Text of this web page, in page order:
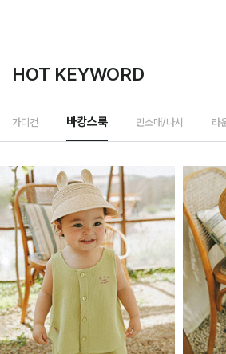
HOT KEYWORD
가디건 바캉스룩 민소매/나시 라